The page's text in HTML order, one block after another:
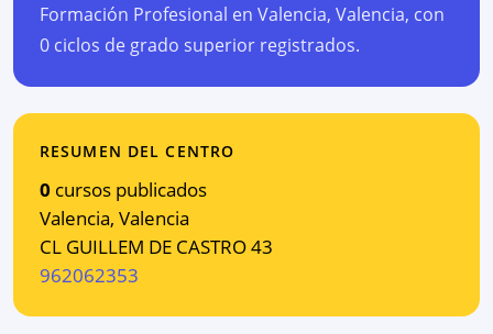
Formación Profesional en Valencia, Valencia, con
0 ciclos de grado superior registrados.
RESUMEN DEL CENTRO
0 cursos publicados
Valencia, Valencia
CL GUILLEM DE CASTRO 43
962062353